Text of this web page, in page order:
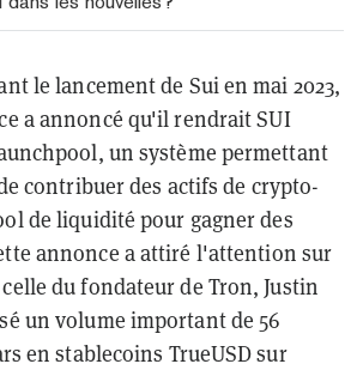
le lancement de Sui en mai 2023,
a annoncé qu'il rendrait SUI
un système permettant
contribuer des actifs de crypto-
de liquidité pour gagner des
annonce a attiré l'attention sur
du fondateur de Tron, Justin
un volume important de 56
en stablecoins TrueUSD sur